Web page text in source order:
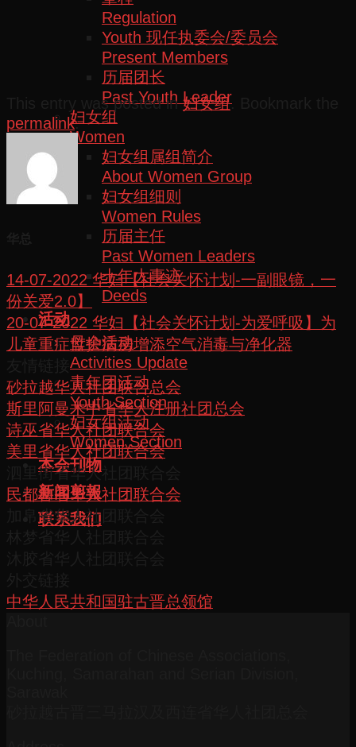
Regulation
Youth 现任执委会/委员会
Present Members
历届团长
Past Youth Leader
妇女组
Women
妇女组属组简介
About Women Group
妇女组细则
Women Rules
历届主任
Past Women Leaders
十年大事迹
Deeds
活动
母会活动
Activities Update
青年团活动
Youth Section
妇女组活动
Women Section
本会刊物
新闻剪報
联系我们
This entry was posted in妇女组. Bookmark the
permalink.
14-07-2022 华妇【社会关怀计划-一副眼镜，一
份关爱2.0】
20-07-2022 华妇【社会关怀计划-为爱呼吸】为
儿童重症监护病房增添空气消毒与净化器
砂拉越华人社团联合总会
斯里阿曼木中省华人注册社团总会
诗巫省华人社团联合会
美里省华人社团联合会
泗里街省华人社团联合会
民都鲁省华人社团联合会
加帛省华人社团联合会
中华人民共和国驻古晋总领馆